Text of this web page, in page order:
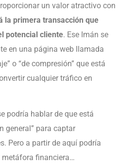
un valor atractivo con
la primera transacción que
potencial cliente. Ese Imán se
en una página web llamada
o “de compresión” que está
cualquier tráfico en
podría hablar de que está
general” para captar
Pero a partir de aquí podría
financiera…